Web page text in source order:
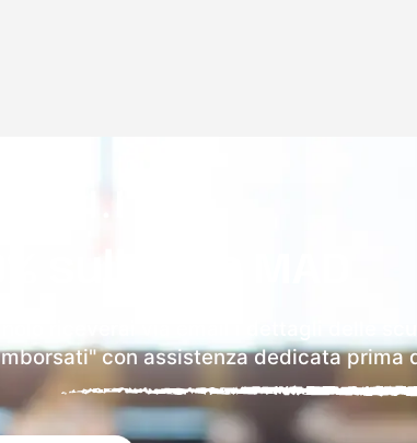
sulla tua MAD
riceverai via email i dettagli delle
con assistenza dedicata prima